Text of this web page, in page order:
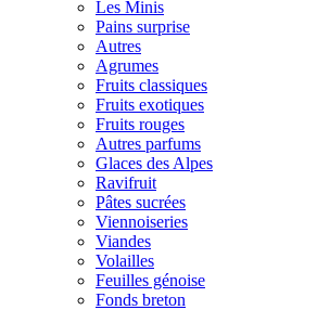
Les Minis
Pains surprise
Autres
Agrumes
Fruits classiques
Fruits exotiques
Fruits rouges
Autres parfums
Glaces des Alpes
Ravifruit
Pâtes sucrées
Viennoiseries
Viandes
Volailles
Feuilles génoise
Fonds breton